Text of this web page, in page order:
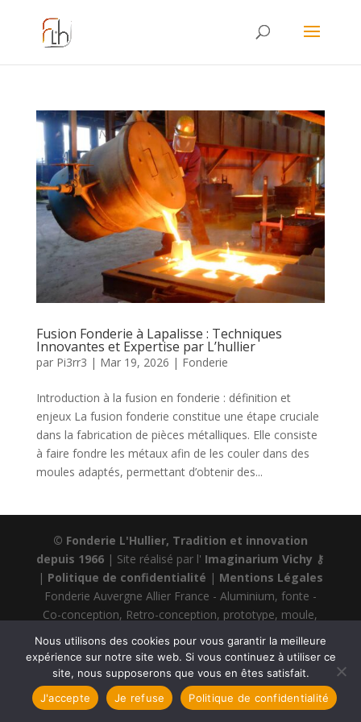
Fusion Fonderie à Lapalisse : Techniques
Innovantes et Expertise par L’hullier
par Pi3rr3 | Mar 19, 2026 | Fonderie
Introduction à la fusion en fonderie : définition et
enjeux La fusion fonderie constitue une étape cruciale
dans la fabrication de pièces métalliques. Elle consiste
à faire fondre les métaux afin de les couler dans des
moules adaptés, permettant d’obtenir des...
© Fonderie L'Hullier, Tradition et innovation
depuis 1966 | Site réalisé par l' Imaginarium Vichy ⚷
| Politique de confidentialité | Mentions Légales
Fonderie Auvergne Allier France - Aluminium, fonte -
Co-conception, Retro-conception, prototype, moule,
fonte, modelage, impression 3D
Nous utilisons des cookies pour vous garantir la meilleure
expérience sur notre site web. Si vous continuez à utiliser ce
site, nous supposerons que vous en êtes satisfait.
J'accepte
Je refuse Politique de confidentialité